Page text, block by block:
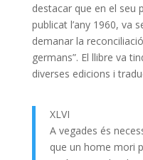
destacar que en el seu
publicat l’any 1960, va
demanar la
germans”. El llibre va
diverses edicions i
XLVI
A vegades és
que un home mori